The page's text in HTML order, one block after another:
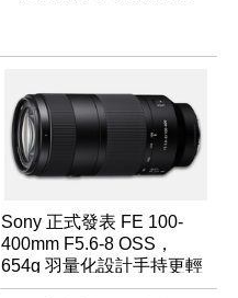
Sony 正式發表 FE 100-
400mm F5.6-8 OSS，
654g 羽量化設計手持更輕
鬆